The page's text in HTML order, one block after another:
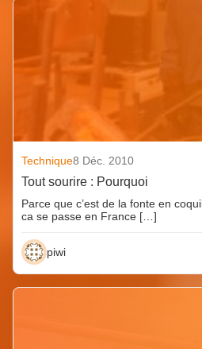
Technique8 Déc. 2010
Tout sourire : Pourquoi
Parce que c’est de la fonte en
ca se passe en France […]
piwi